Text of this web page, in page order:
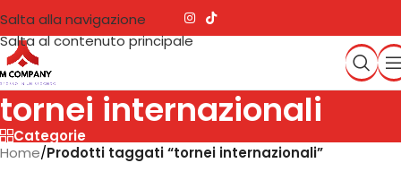
Salta alla navigazione
Salta al contenuto principale
tornei internazionali
Categorie
Home/Prodotti taggati “tornei internazionali”